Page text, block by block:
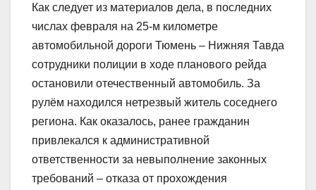
Как следует из материалов дела, в последних
числах февраля на 25-м километре
автомобильной дороги Тюмень – Нижняя Тавда
сотрудники полиции в ходе планового рейда
остановили отечественный автомобиль. За
рулём находился нетрезвый житель соседнего
региона. Как оказалось, ранее гражданин
привлекался к административной
ответственности за невыполнение законных
требований – отказа от прохождения